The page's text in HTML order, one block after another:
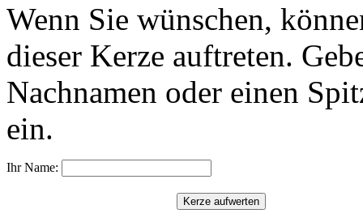
Wenn Sie wünschen,
dieser Kerze auftreten.
Nachnamen oder einen
ein.
Ihr Name: